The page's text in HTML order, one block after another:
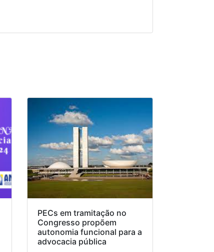
PECs em tramitação no
Congresso propõem
autonomia funcional para a
advocacia pública